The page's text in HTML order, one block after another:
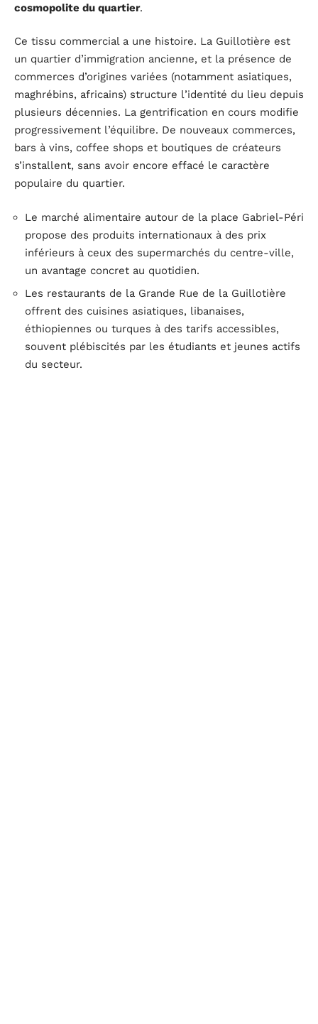
cosmopolite du quartier.
Ce tissu commercial a une histoire. La Guillotière est
un quartier d’immigration ancienne, et la présence de
commerces d’origines variées (notamment asiatiques,
maghrébins, africains) structure l’identité du lieu depuis
plusieurs décennies. La gentrification en cours modifie
progressivement l’équilibre. De nouveaux commerces,
bars à vins, coffee shops et boutiques de créateurs
s’installent, sans avoir encore effacé le caractère
populaire du quartier.
Le marché alimentaire autour de la place Gabriel-Péri
propose des produits internationaux à des prix
inférieurs à ceux des supermarchés du centre-ville,
un avantage concret au quotidien.
Les restaurants de la Grande Rue de la Guillotière
offrent des cuisines asiatiques, libanaises,
éthiopiennes ou turques à des tarifs accessibles,
souvent plébiscités par les étudiants et jeunes actifs
du secteur.